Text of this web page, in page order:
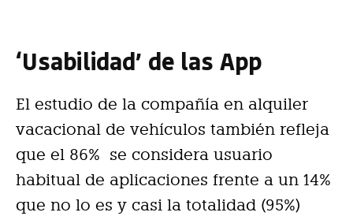
‘Usabilidad’ de las App
El estudio de la compañía en alquiler
vacacional de vehículos también refleja
que el 86% se considera usuario
habitual de aplicaciones frente a un 14%
que no lo es y casi la totalidad (95%)